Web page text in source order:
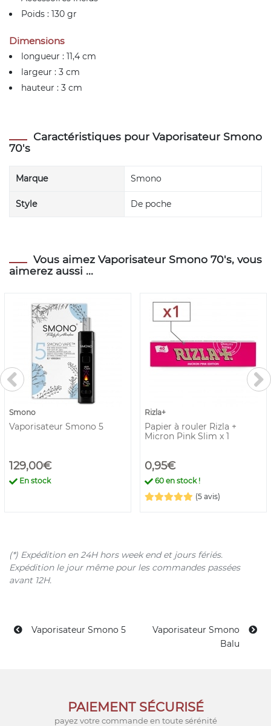
Poids : 130 gr
Dimensions
longueur : 11,4 cm
largeur : 3 cm
hauteur : 3 cm
Caractéristiques pour Vaporisateur Smono
70's
Marque Smono
Style De poche
Vous aimez Vaporisateur Smono 70's, vous
aimerez aussi ...
Smono
Vaporisateur Smono 5
129,00€
En stock
Rizla+
Papier à rouler Rizla +
Micron Pink Slim x 1
0,95€
60 en stock !
(5 avis)
(*) Expédition en 24H hors week end et jours fériés.
Expédition le jour même pour les commandes passées
avant 12H.
Vaporisateur Smono 5
Vaporisateur Smono
Balu
PAIEMENT SÉCURISÉ
payez votre commande en toute sérénité